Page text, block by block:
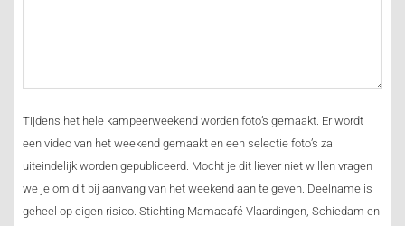
Tijdens het hele kampeerweekend worden foto’s gemaakt. Er wordt
een video van het weekend gemaakt en een selectie foto’s zal
uiteindelijk worden gepubliceerd. Mocht je dit liever niet willen vragen
we je om dit bij aanvang van het weekend aan te geven. Deelname is
geheel op eigen risico. Stichting Mamacafé Vlaardingen, Schiedam en